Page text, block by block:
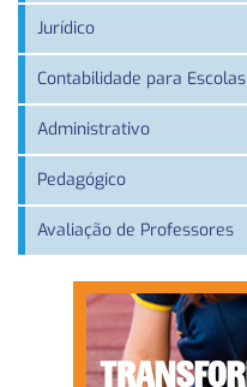
Jurídico
Contabilidade para Escolas
Administrativo
Pedagógico
Avaliação de Professores